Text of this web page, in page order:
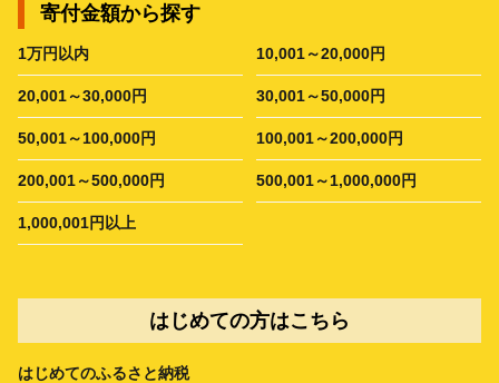
寄付金額から探す
1万円以内 10,001～20,000円
20,001～30,000円 30,001～50,000円
50,001～100,000円 100,001～200,000円
200,001～500,000円 500,001～1,000,000円
1,000,001円以上
はじめての方はこちら
はじめてのふるさと納税